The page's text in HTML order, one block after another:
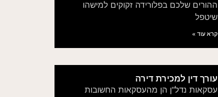
ההורים שלכם בפלורידה זקוקים למישהו
שיטפל
קרא עוד »
עורך דין למכירת דירה
עסקאות נדל"ן הן מהעסקאות החשובות